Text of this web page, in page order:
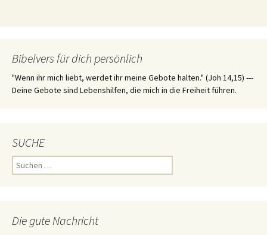
Bibelvers für dich persönlich
"Wenn ihr mich liebt, werdet ihr meine Gebote halten." (Joh 14,15) ---
Deine Gebote sind Lebenshilfen, die mich in die Freiheit führen.
SUCHE
Suchen
nach:
Die gute Nachricht